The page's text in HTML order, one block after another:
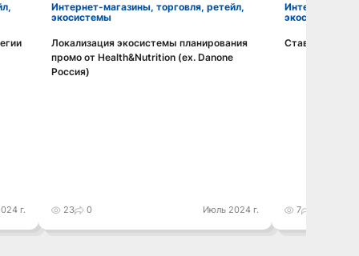
г.
Интернет-магазины, торговля, ретейл,
экосистемы
Смотреть видео
Локализация экосистемы планирования
промо от Health&Nutrition (ex. Danone
Россия)
23 0 Июль 2024 г.
Интернет-магазины, торговля, ретейл,
экосистемы
Ставка на
7